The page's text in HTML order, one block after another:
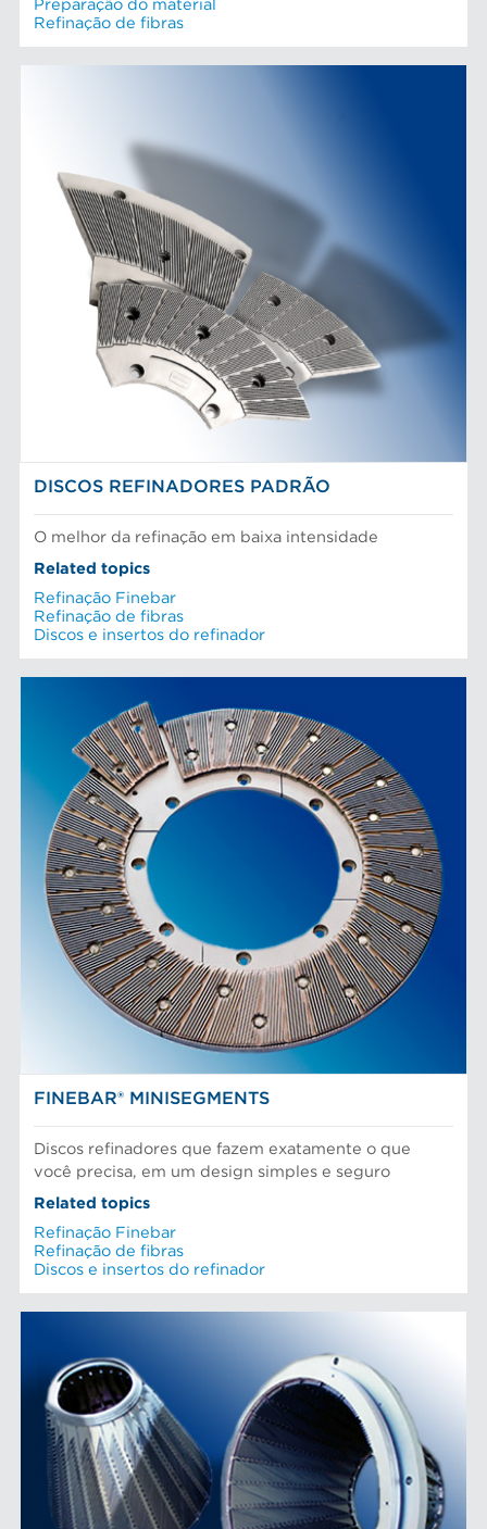
Preparação do material
Refinação de fibras
DISCOS REFINADORES PADRÃO
O melhor da refinação em baixa intensidade
Related topics
Refinação Finebar
Refinação de fibras
Discos e insertos do refinador
FINEBAR® MINISEGMENTS
Discos refinadores que fazem exatamente o que
você precisa, em um design simples e seguro
Related topics
Refinação Finebar
Refinação de fibras
Discos e insertos do refinador